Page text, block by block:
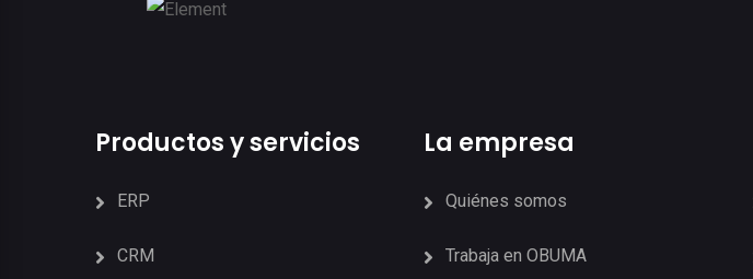
Productos y servicios
ERP
CRM
La empresa
Quiénes somos
Trabaja en OBUMA